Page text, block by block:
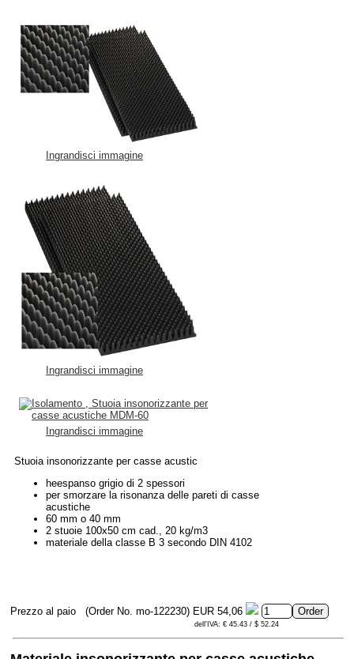
Ingrandisci immagine
Ingrandisci immagine
Ingrandisci immagine
Stuoia insonorizzante per casse acustic
heespanso grigio di 2 spessori
per smorzare la risonanza delle pareti di casse
acustiche
60 mm o 40 mm
2 stuoie 100x50 cm cad., 20 kg/m3
materiale della classe B 3 secondo DIN 4102
Prezzo al paio (Order No. mo-122230) EUR 54,06
dell'IVA: € 45.43 / $ 52.24